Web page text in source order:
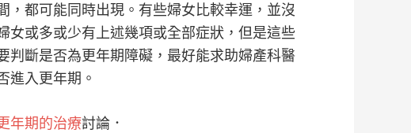
，都可能同時出現。有些婦女比較幸運，並沒
女或多或少有上述幾項或全部症狀，但是這些
判斷是否為更年期障礙，最好能求助婦產科醫
進入更年期。
年期的治療討論．